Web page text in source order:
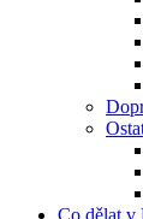
Co dělat v